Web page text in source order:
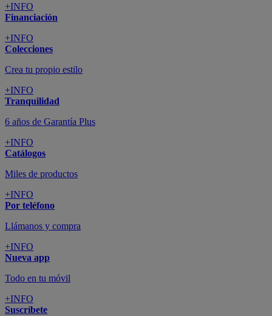
+INFO
Financiación
+INFO
Colecciones
Crea tu propio estilo
+INFO
Tranquilidad
6 años de Garantía Plus
+INFO
Catálogos
Miles de productos
+INFO
Por teléfono
Llámanos y compra
+INFO
Nueva app
Todo en tu móvil
+INFO
Suscríbete